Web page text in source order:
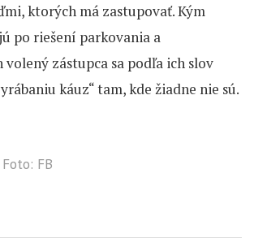
ktorých má zastupovať. Kým
po riešení parkovania a
volený zástupca sa podľa ich slov
káuz“ tam, kde žiadne nie sú.
FB